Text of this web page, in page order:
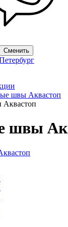
Сменить
швы Аквастоп
Аквастоп
швы